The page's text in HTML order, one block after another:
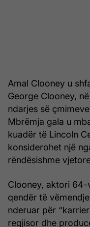
Amal Clooney u
George Clooney,
ndarjes së
Mbrëmja gala u
kuadër të Lincoln
konsiderohet një
rëndësishme
Clooney, aktori 64-
qendër të
nderuar për
regjisor dhe